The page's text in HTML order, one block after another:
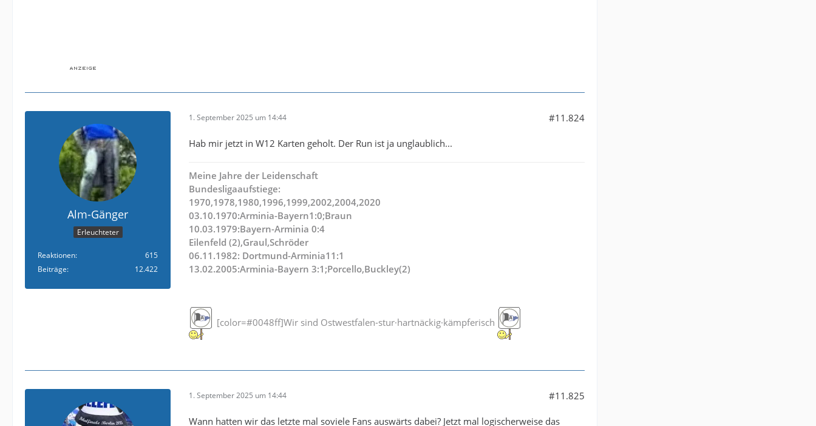
Alm-Gänger
Erleuchteter
Reaktionen
615
Beiträge
12.422
1. September 2025 um 14:44 #11.824
Hab mir jetzt in W12 Karten geholt. Der Run ist ja unglaublich...
Meine Jahre der Leidenschaft
Bundesligaaufstiege:
1970,1978,1980,1996,1999,2002,2004,2020
03.10.1970:Arminia-Bayern1:0;Braun
10.03.1979:Bayern-Arminia 0:4
Eilenfeld (2),Graul,Schröder
06.11.1982: Dortmund-Arminia11:1
13.02.2005:Arminia-Bayern 3:1;Porcello,Buckley(2)
[color=#0048ff]Wir sind Ostwestfalen-stur·hartnäckig·kämpferisch
1. September 2025 um 14:44 #11.825
Wann hatten wir das letzte mal soviele Fans auswärts dabei? Jetzt mal logischerweise das